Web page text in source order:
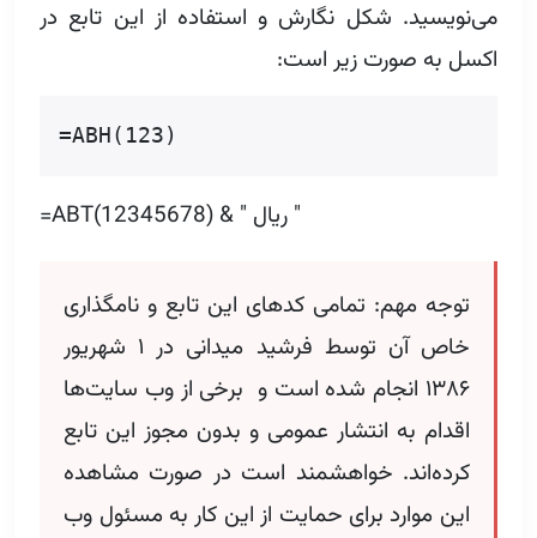
می‌نویسید. شکل نگارش و استفاده از این تابع در
اکسل به صورت زیر است:
=ABH(123)
=ABT(12345678) & " ریال "
توجه مهم: تمامی کدهای این تابع و نامگذاری
خاص آن توسط فرشید میدانی در ۱ شهریور
۱۳۸۶ انجام شده است و برخی از وب سایت‌ها
اقدام به انتشار عمومی و بدون مجوز این تابع
کرده‌اند. خواهشمند است در صورت مشاهده
این موارد برای حمایت از این کار به مسئول وب